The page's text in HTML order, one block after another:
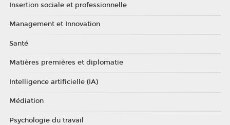
Insertion sociale et professionnelle
Management et Innovation
Santé
Matières premières et diplomatie
Intelligence artificielle (IA)
Médiation
Psychologie du travail